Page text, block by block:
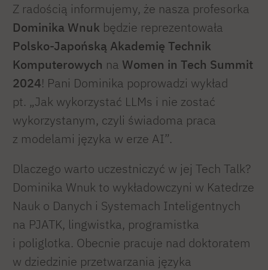
Z radością informujemy, że nasza profesorka
Dominika Wnuk będzie reprezentowała
Polsko-Japońską Akademię Technik
Komputerowych na Women in Tech Summit
2024! Pani Dominika poprowadzi wykład
pt. „Jak wykorzystać LLMs i nie zostać
wykorzystanym, czyli świadoma praca
z modelami języka w erze AI”.
Dlaczego warto uczestniczyć w jej Tech Talk?
Dominika Wnuk to wykładowczyni w Katedrze
Nauk o Danych i Systemach Inteligentnych
na PJATK, lingwistka, programistka
i poliglotka. Obecnie pracuje nad doktoratem
w dziedzinie przetwarzania języka